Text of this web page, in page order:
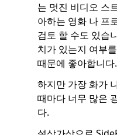
는 멋진 비디오 스
아하는 영화 나 프
검토 할 수도 있습
치가 있는지 여부
때문에 좋아합니다.
하지만 가장 화가
때마다 너무 많은
다.